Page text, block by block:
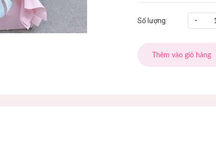
Số lượng: -
Thêm vào giỏ hàng